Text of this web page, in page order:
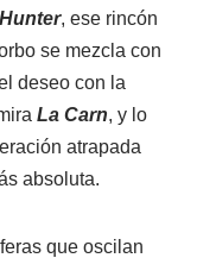
, ese rincón
se mezcla con
deseo con la
La Carn, y lo
atrapada
absoluta.
que oscilan